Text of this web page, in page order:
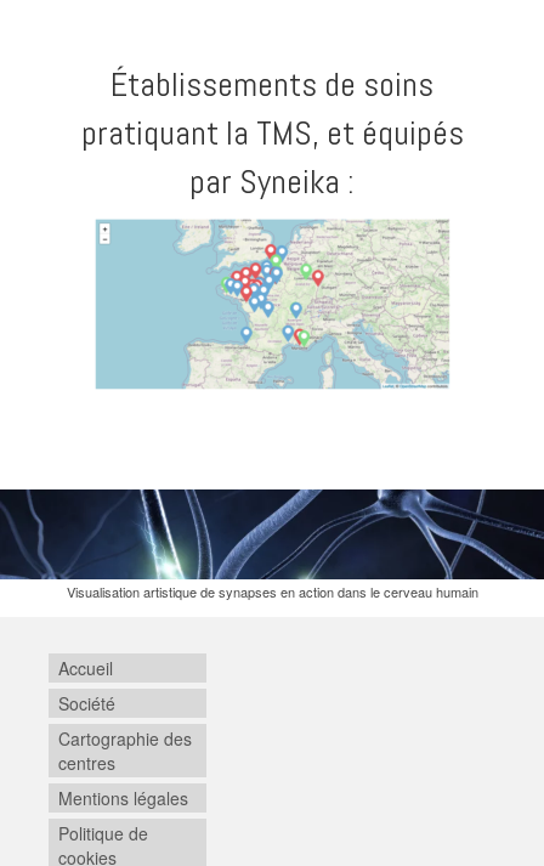
Établissements de soins
pratiquant la TMS, et équipés
par Syneika :
Visualisation artistique de synapses en action dans le cerveau humain
Accueil
Société
Cartographie des
centres
Mentions légales
Politique de
cookies